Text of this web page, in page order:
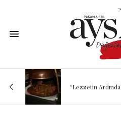
“Lezzetin